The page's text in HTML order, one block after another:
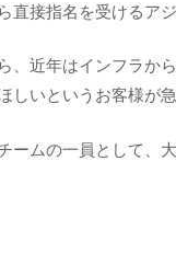
接指名を受けるアジ
、近年はインフラか
いというお客様が急
ームの一員として、